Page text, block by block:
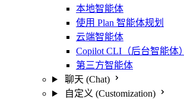
本地智能体
使用 Plan 智能体规划
云端智能体
Copilot CLI（后台智能体）
第三方智能体
聊天 (Chat)
自定义 (Customization)